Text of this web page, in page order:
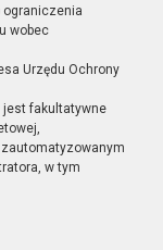
ograniczenia
wobec
Urzędu Ochrony
jest fakultatywne
zautomatyzowanym
w tym